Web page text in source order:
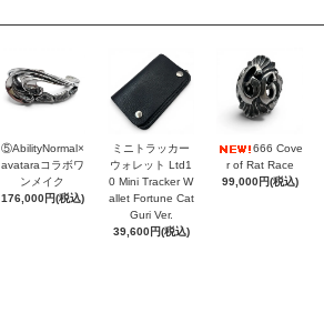
⑤AbilityNormal×
avataraコラボワ
ンメイク
176,000円(税込)
ミニトラッカー
ウォレット Ltd1
0 Mini Tracker W
allet Fortune Cat
Guri Ver.
39,600円(税込)
666 Cove
r of Rat Race
99,000円(税込)